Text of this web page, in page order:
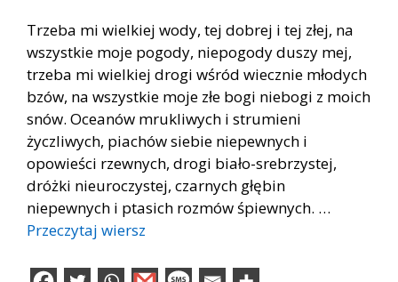
Trzeba mi wielkiej wody, tej dobrej i tej złej, na
wszystkie moje pogody, niepogody duszy mej,
trzeba mi wielkiej drogi wśród wiecznie młodych
bzów, na wszystkie moje złe bogi niebogi z moich
snów. Oceanów mrukliwych i strumieni
życzliwych, piachów siebie niepewnych i
opowieści rzewnych, drogi biało-srebrzystej,
dróżki nieuroczystej, czarnych głębin
niepewnych i ptasich rozmów śpiewnych. …
Przeczytaj wiersz